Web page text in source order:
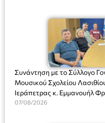
Συνάντηση με το Σύλλογο
Μουσικού Σχολείου
Ιεράπετρας κ. Εμμανουήλ
Διευθύντριας του σχολείου
07/08/2026